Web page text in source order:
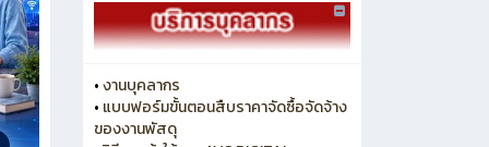
•งานบุคลากร
• แบบฟอร์มขั้นตอนสืบราคาจัดซื้อจัดจ้าง
ของงานพัสดุ